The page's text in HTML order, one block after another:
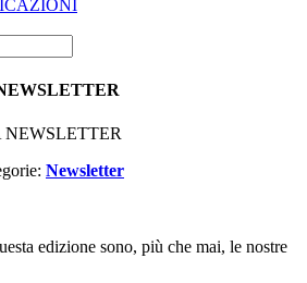
Newsletter
edizione sono, più che mai, le nostre